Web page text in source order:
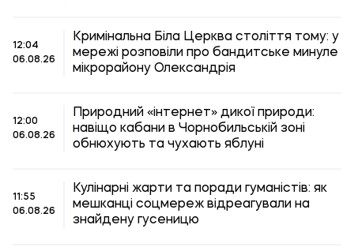
12:04
06.08.26
Кримінальна Біла Церква століття тому: у
мережі розповіли про бандитське минуле
мікрорайону Олександрія
12:00
06.08.26
Природний «інтернет» дикої природи:
навіщо кабани в Чорнобильській зоні
обнюхують та чухають яблуні
11:55
06.08.26
Кулінарні жарти та поради гуманістів: як
мешканці соцмереж відреагували на
знайдену гусеницю